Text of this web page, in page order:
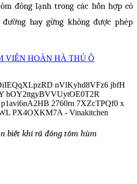
đông lạnh trong các hỗn hợp có
đường hay gừng không được phép
VIÊN HOÀN HÀ THỦ Ô
biết khi rã đông tôm hùm